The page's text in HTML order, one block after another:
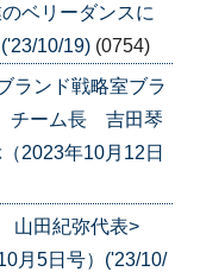
ベリーダンスに
10/19) (0754)
ランド戦略室ブラ
チーム長 吉田琴
2023年10月12日
山田紀弥代表>
月5日号）('23/10/